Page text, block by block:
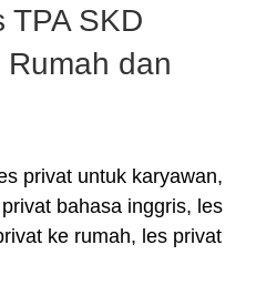
TPA SKD
dan